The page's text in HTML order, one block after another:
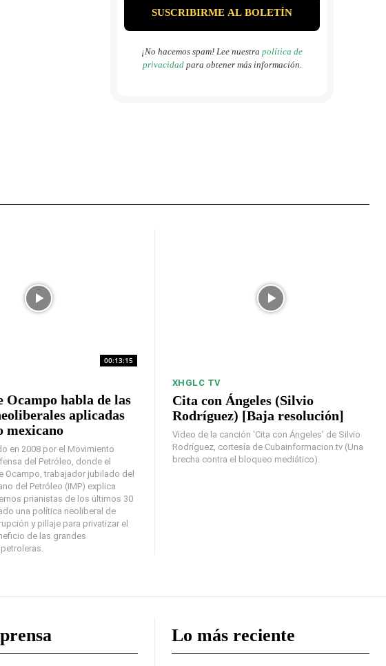
¡No hacemos spam! Lee nuestra política de
privacidadpara obtener más información.
00:13:15
Ocampo habla de las
aplicadas
mexicano
en 2008 por el Movimiento
del Petróleo, donde el
Ocampo, trabajador jubilado del
del Petróleo (IMP) explica
prianistas de los últimos 30
una política neoliberal de
y pillaje para privatizar el
de las grandes
XHGLC TV
Cita con Ángeles (Silvio
Rodríguez) [Baja resolución]
Video de la canción 'Cita con Ángeles' de Silvio
Rodríguez, cortesía de Cubainformacion.tv (Una
brecha contra el bloqueo mediático).
Lo más reciente